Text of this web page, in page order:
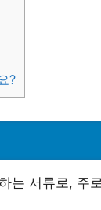
?
는 서류로, 주